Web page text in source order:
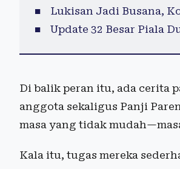
Lukisan Jadi Busana,
Update 32 Besar Piala
Di balik peran itu, ada cerita
anggota sekaligus Panji
masa yang tidak
Kala itu, tugas mereka